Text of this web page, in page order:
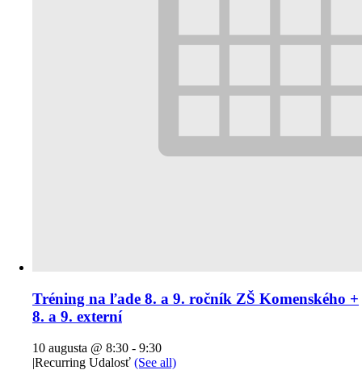
Tréning na ľade 8. a 9. ročník ZŠ Komenského +
8. a 9. externí
10 augusta @ 8:30 - 9:30
|Recurring Udalosť (See all)